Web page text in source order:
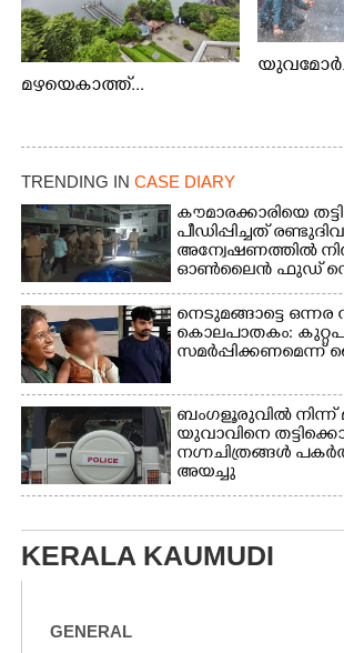
മഴയെകാത്ത്...
TRENDING IN CASE DIARY
കൗമാരക്കാരിയെ
പീഡിപ്പിച്ചത്
അന്വേഷണത്തിൽ
ഓൺലൈൻ ഫുഡ്
നെടുമങ്ങാട്ടെ
കൊലപാതകം:
സമർപ്പിക്കണമെന്ന്
ബംഗളൂരുവിൽ നിന്ന്
യുവാവിനെ
നഗ്നചിത്രങ്ങൾ
അയച്ചു
KERALA KAUMUDI
GENERAL